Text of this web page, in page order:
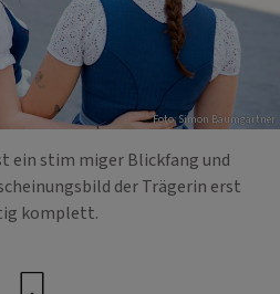
Foto: Simon Baumgartner
ein stim miger Blickfang und
der Trägerin erst
komplett.